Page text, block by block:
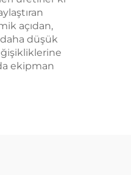
açıdan,
düşük
ekipman